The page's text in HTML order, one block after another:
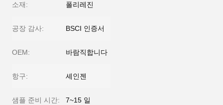
소재: 폴리레진
공장 감사: BSCI 인증서
OEM: 바람직합니다
항구: 셰인젠
샘플 준비 시간: 7~15 일